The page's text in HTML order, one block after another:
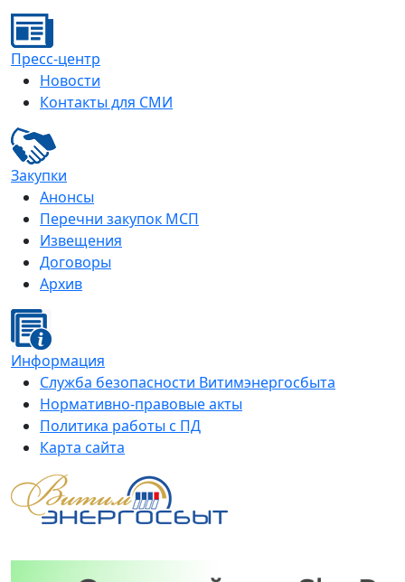
Пресс-центр
Новости
Контакты для СМИ
Закупки
Анонсы
Перечни закупок МСП
Извещения
Договоры
Архив
Информация
Служба безопасности Витимэнергосбыта
Нормативно-правовые акты
Политика работы с ПД
Карта сайта